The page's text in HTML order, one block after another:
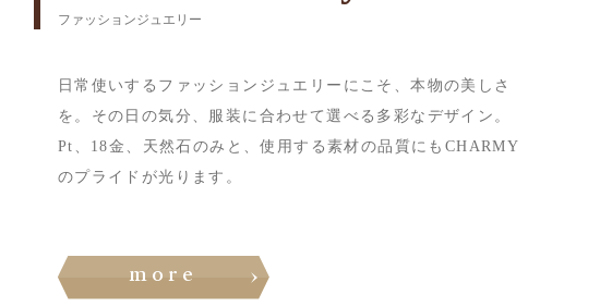
ファッションジュエリー
日常使いするファッションジュエリーにこそ、本物の美しさ
を。その日の気分、服装に合わせて選べる多彩なデザイン。
Pt、18金、天然石のみと、使用する素材の品質にもCHARMY
のプライドが光ります。
more